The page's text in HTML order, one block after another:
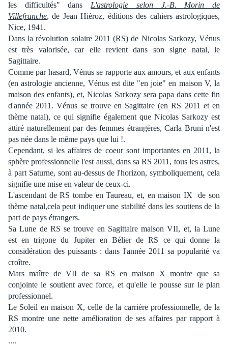
les difficultés" dans L'astrologie selon J.-B. Morin de
Villefranche, de Jean Hièroz, éditions des cahiers astrologiques,
Nice, 1941.
Dans la révolution solaire 2011 (RS) de Nicolas Sarkozy, Vénus
est très valorisée, car elle revient dans son signe natal, le
Sagittaire.
Comme par hasard, Vénus se rapporte aux amours, et aux enfants
(en astrologie ancienne, Vénus est dite "en joie" en maison V, la
maison des enfants), et, Nicolas Sarkozy sera papa dans cette fin
d'année 2011. Vénus se trouve en Sagittaire (en RS 2011 et en
thème natal), ce qui signifie également que Nicolas Sarkozy est
attiré naturellement par des femmes étrangères, Carla Bruni n'est
pas née dans le même pays que lui !.
Cependant, si les affaires de coeur sont importantes en 2011, la
sphère professionnelle l'est aussi, dans sa RS 2011, tous les astres,
à part Saturne, sont au-dessus de l'horizon, symboliquement, cela
signifie une mise en valeur de ceux-ci.
L'ascendant de RS tombe en Taureau, et, en maison IX de son
thème natal,cela peut indiquer une stabilité dans les soutiens de la
part de pays étrangers.
Sa Lune de RS se trouve en Sagittaire maison VII, et, la Lune
est en trigone du Jupiter en Bélier de RS ce qui donne la
considération des puissants : dans l'année 2011 sa popularité va
croître.
Mars maître de VII de sa RS en maison X montre que sa
conjointe le soutient avec force, et qu'elle le pousse sur le plan
professionnel.
Le Soleil en maison X, celle de la carrière professionnelle, de la
RS montre une nette amélioration de ses affaires par rapport à
2010.
....